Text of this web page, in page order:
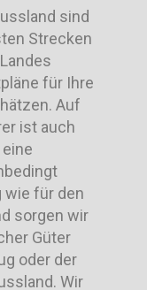
sind
Strecken
für Ihre
Auf
ist auch
wie für den
sorgen wir
Güter
oder der
Wir